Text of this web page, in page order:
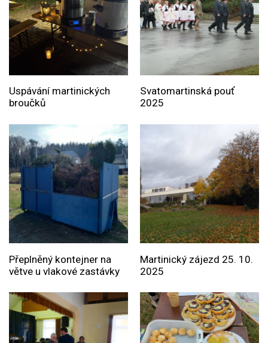
Uspávání martinických
broučků
Svatomartinská pouť
2025
Přeplněný kontejner na
větve u vlakové zastávky
Martinický zájezd 25. 10.
2025